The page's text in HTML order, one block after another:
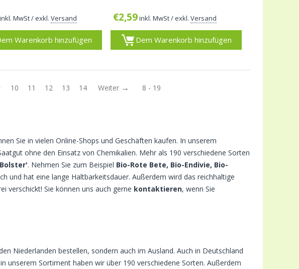
inkl. MwSt/ exkl.Versand
Warenkorb hinzufügen
€2,59inkl. MwSt/ exkl. Versand
Dem Warenkorb hinzufügen
10 11 12 13 14 Weiter 8 - 19
Sie in vielen Online-Shops und Geschäften kaufen. In unserem
ohne den Einsatz von Chemikalien. Mehr als 190 verschiedene Sorten
. Nehmen Sie zum Beispiel Bio-Rote Bete, Bio-Endivie, Bio-
und hat eine lange Haltbarkeitsdauer. Außerdem wird das reichhaltige
verschickt! Sie können uns auch gerne kontaktieren, wenn Sie
Niederlanden bestellen, sondern auch im Ausland. Auch in Deutschland
unserem Sortiment haben wir über 190 verschiedene Sorten. Außerdem